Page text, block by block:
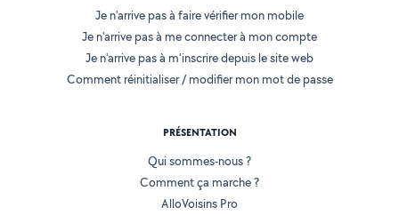
Je n'arrive pas à faire vérifier mon mobile
Je n'arrive pas à me connecter à mon compte
Je n'arrive pas à m'inscrire depuis le site web
Comment réinitialiser / modifier mon mot de passe
PRÉSENTATION
Qui sommes-nous ?
Comment ça marche ?
AlloVoisins Pro